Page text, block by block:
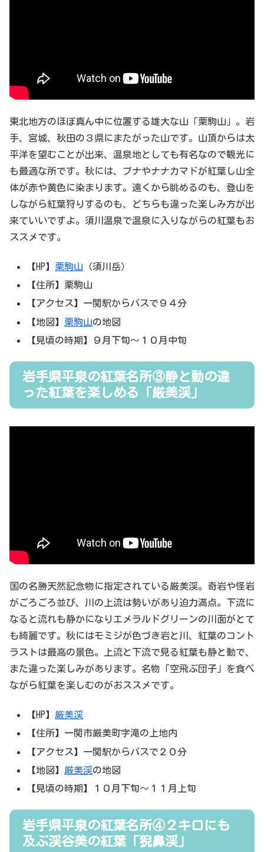
東北地方のほぼ真ん中に位置する雄大な山「栗駒山」。岩
手、宮城、秋田の３県にまたがった山です。山頂からは太
平洋を望むことが出来、温泉地としても有名なので観光に
も最適な所です。秋には、ブナやナナカマドが紅葉し山全
体が赤や黄色に染まります。遠くから眺めるのも、登山を
しながら紅葉狩りするのも、どちらも違った楽しみ方が出
来ていいですよ。須川温泉で温泉に入りながらの紅葉もお
ススメです。
【HP】 栗駒山 （須川岳）
【住所】栗駒山
【アクセス】一関駅からバスで９４分
【地図】 栗駒山の地図
【見頃の時期】９月下旬～１０月中旬
岩手県平泉の紅葉名所③静と動の違
った紅葉を楽しめる「厳美渓」
国の名勝天然記念物に指定されている厳美渓。奇岩や怪岩
がごろごろ並び、川の上流は勢いがあり迫力満点。下流に
なると流れも静かになりエメラルドグリーンの川面がとて
も綺麗です。秋にはモミジが色づき岩と川、紅葉のコント
ラストは最高の景色。上流と下流で見る紅葉も静と動で、
また違った楽しみがあります。名物「空飛ぶ団子」を食べ
ながら紅葉を楽しむのがおススメです。
【HP】 厳美渓
【住所】一関市厳美町字滝の上地内
【アクセス】一関駅からバスで２０分
【地図】 厳美渓の地図
【見頃の時期】１０月下旬～１１月上旬
岩手県平泉の紅葉名所④２キロにも
及ぶ渓谷美の紅葉「猊鼻渓」